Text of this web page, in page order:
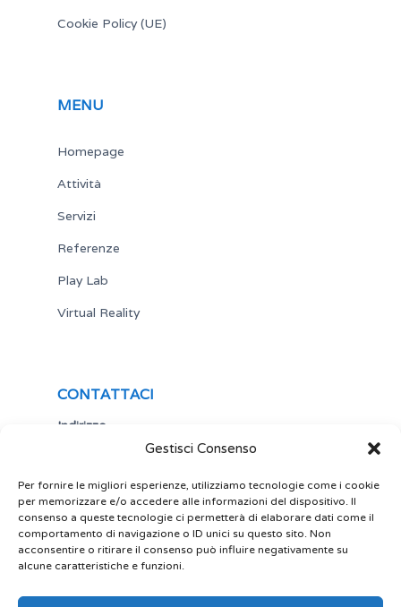
Gestisci Consenso
Per fornire le migliori esperienze, utilizziamo tecnologie come i cookie
per memorizzare e/o accedere alle informazioni del dispositivo. Il
consenso a queste tecnologie ci permetterà di elaborare dati come il
comportamento di navigazione o ID unici su questo sito. Non
acconsentire o ritirare il consenso può influire negativamente su
alcune caratteristiche e funzioni.
Cookie Policy (UE)
MENU
Homepage
Attività
Servizi
Referenze
Play Lab
Virtual Reality
CONTATTACI
Indirizzo
Via Antonio Gramsci,19
Italia
Telefono
+ 39 030 5356434
Email
site@play-lab.it